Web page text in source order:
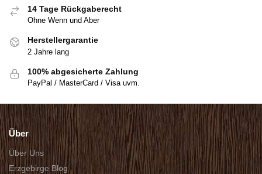
14 Tage Rückgaberecht
Ohne Wenn und Aber
Herstellergarantie
2 Jahre lang
100% abgesicherte Zahlung
PayPal / MasterCard / Visa uvm.
Über
Über Uns
Erzgebirge Blog